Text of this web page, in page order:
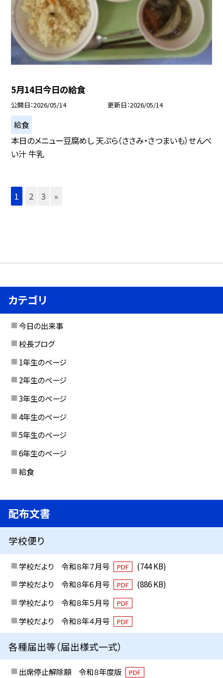
5月14日今日の給食
公開日 2026/05/14 更新日 2026/05/14
給食
本日のメニュー豆腐めし 天ぷら（ささみ・さつまいも）せんべ
い汁 牛乳
1 2 3 »
カテゴリ
今日の出来事
校長ブログ
1年生のページ
2年生のページ
3年生のページ
4年生のページ
5年生のページ
6年生のページ
給食
配布文書
学校便り
学校だより 令和８年７月号 PDF
(744 KB)
学校だより 令和８年６月号
PDF
(886 KB)
学校だより 令和８年５月号
PDF
学校だより 令和８年４月号 PDF
各種届出等（届出様式一式）
出席停止解除願 令和８年度版 PDF